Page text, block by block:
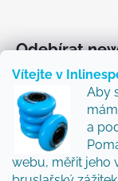
Vítejte v
Aby
a
webu, měřit jeho
Odebírat
Vložte svůj e-
o nových
Přidejte se k
novinky a tipy.
E-mail